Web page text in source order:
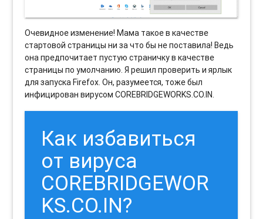
Очевидное изменение! Мама такое в качестве
стартовой страницы ни за что бы не поставила! Ведь
она предпочитает пустую страничку в качестве
страницы по умолчанию. Я решил проверить и ярлык
для запуска Firefox. Он, разумеется, тоже был
инфицирован вирусом COREBRIDGEWORKS.CO.IN.
Как избавиться
от вируса
COREBRIDGEWOR
KS.CO.IN?